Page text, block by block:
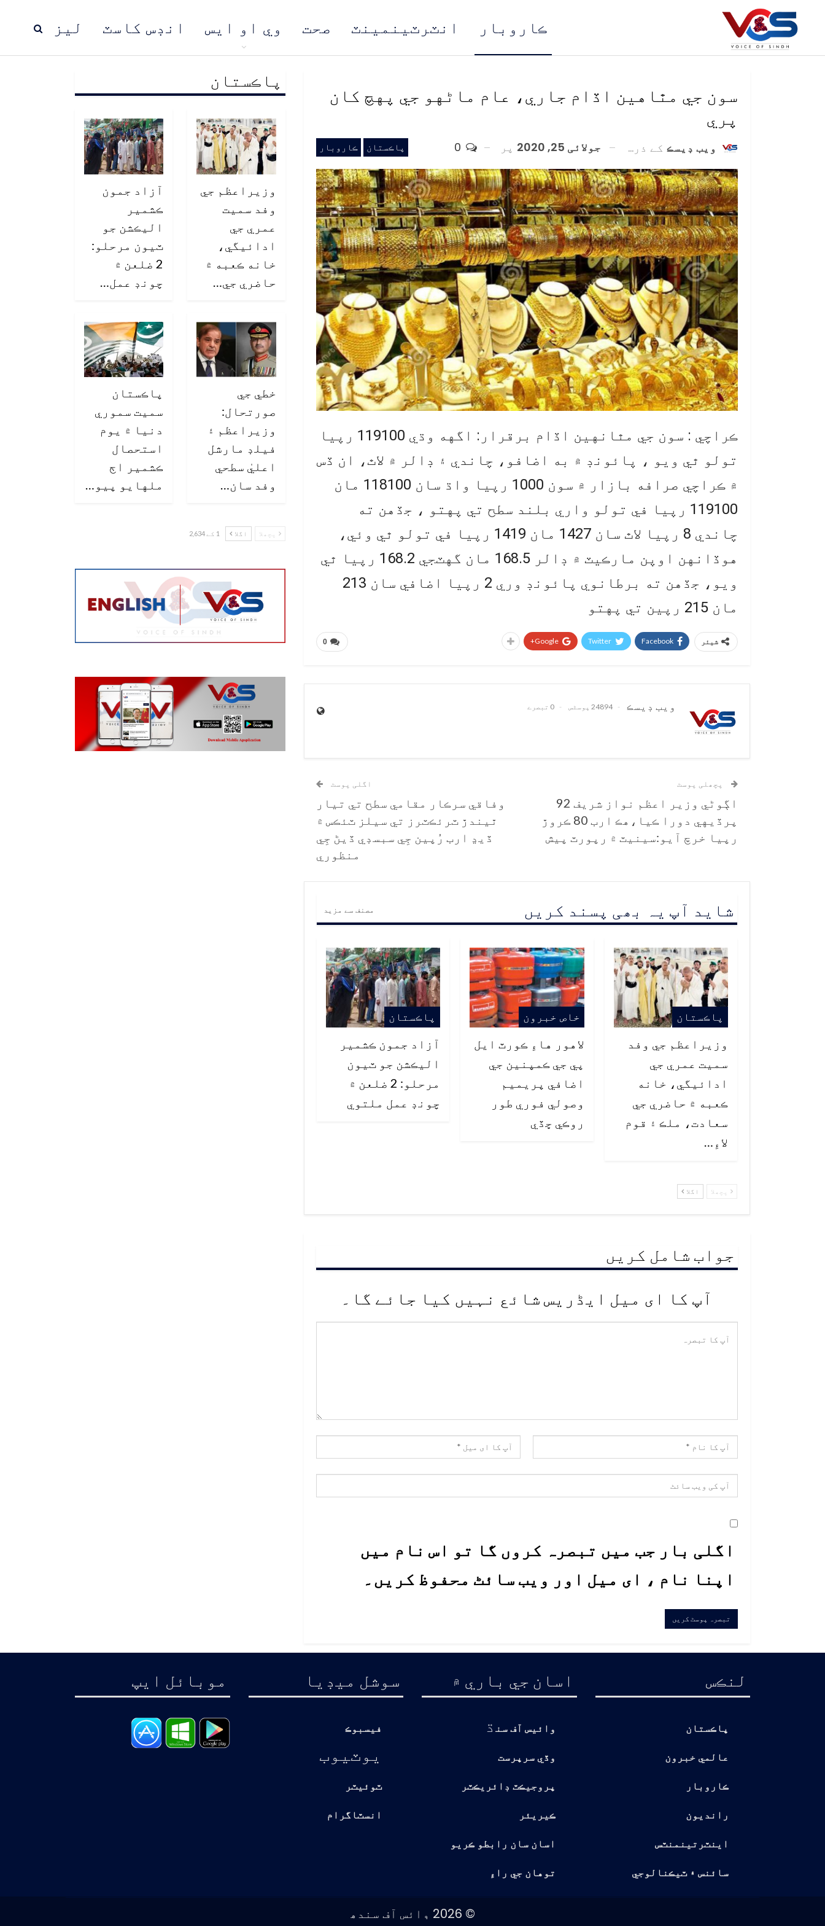
ليز انڊس کاسٽ وي او ايس صحت انٽرٽينمينٽ ڪاروبار
پاڪستان مُنڍ
سون جي مٿاهين اڏام جاري، عام ماڻهو جي پهچ کان
پري
پاڪستان ڪاروبار ويب ڊيسڪ کے ذریعہ جولائی 25, 2020 پر
ڪراچي : سون جي مٿانهين اڏام برقرار: اگهه وڌي 119100 رپيا
تولو ٿي ويو ، پائونڊ ۾ به اضافو، چاندي ۽ ڊالر ۾ لاٿ، ان ڏس
۾ ڪراچي صرافه بازار ۾ سون 1000 رپيا واڌ سان 118100 مان
119100 رپيا في تولو واري بلند سطح تي پهتو ، جڏهن ته
چاندي 8 رپيا لاٿ سان 1427 مان 1419 رپيا في تولو ٿي وئي،
هوڏانهن اوپن مارڪيٽ ۾ ڊالر 168.5 مان گهٽجي 168.2 رپيا ٿي
ويو، جڏهن ته برطانوي پائونڊ وري 2 رپيا اضافي سان 213
مان 215 رپين تي پهتو
0 شیئر Facebook
Twitter
Google+
ويب ڊيسڪ 24894 پوسٹس 0 تبصرے
پچھلی پوسٹ
اڳوڻي وزير اعظم نواز شريف 92
پرڏيهي دورا ڪيا،هڪ ارب 80 ڪروڙ
رپيا خرچ آيو:سينيٽ ۾ رپورٽ پيش
اگلی پوسٹ
وفاقي سرڪار مقامي سطح تي تيار
ٿيندڙ ٽرئڪٽرز تي سيلز ٽئڪس ۾
ڏيڍ ارب رُپين جِي سبسڊي ڏيڻ جِي
منظوري
شاید آپ یہ بھی پسند کریں مصنف سے مزید
پاڪستان
وزيراعظم جي وفد
سميت عمري جي
ادائيگي، خانه
ڪعبه ۾ حاضري جي
سعادت، ملڪ ۽ قوم
لاءِ…
خاص خبرون
لاهور هاءِ ڪورٽ ايل
پي جي ڪمپنين جي
اضافي پريميم
وصولي فوري طور
روڪي ڇڏي
پاڪستان
آزاد جمون ڪشمير
اليڪشن جو ٽيون
مرحلو: 2 ضلعن ۾
چونڊ عمل ملتوي
پچھلا اگلا
جواب شامل کریں
آپ کا ای میل ایڈریس شائع نہیں کیا جائے گا۔
اگلی بار جب میں تبصرہ کروں گا تو اس نام میں
اپنا نام ، ای میل اور ویب سائٹ محفوظ کریں۔
پاڪستان
وزيراعظم جي
وفد سميت
عمري جي
ادائيگي،
خانه ڪعبه ۾
حاضري جي…
آزاد جمون
ڪشمير
اليڪشن جو
ٽيون مرحلو:
2 ضلعن ۾
چونڊ عمل…
خطي جي
صورتحال:
وزيراعظم ۽
فيلڊ مارشل
اعليٰ سطحي
وفد سان…
پاڪستان
سميت سموري
دنيا ۾ يوم
استحصال
ڪشمير اڄ
ملهايو پيو…
پچھلا اگلا 1 کے 2,634
لنڪس
پاڪستان
عالمي خبرون
ڪاروبار
رانديون
اينٽرتينمنٽس
سائنس ۽ ٽيڪنالوجي
اسان جي باري ۾
وائيس آف سن ڌ
وڏي سرپرست
پروجيڪٽ ڊائريڪٽر
ڪيريئر
اسان سان رابطو ڪريو
توهان جي راءِ
سوشل ميڊيا
فيسبوڪ
يوٽيوب
ٽوئيٽر
انسٽاگرام
موبائل ايپ
© 2026 وائس آف سندھ